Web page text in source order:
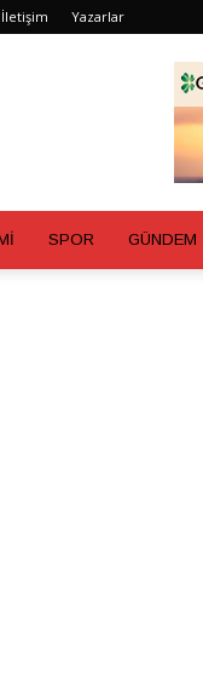
İletişim Yazarlar
SPOR GÜNDEM